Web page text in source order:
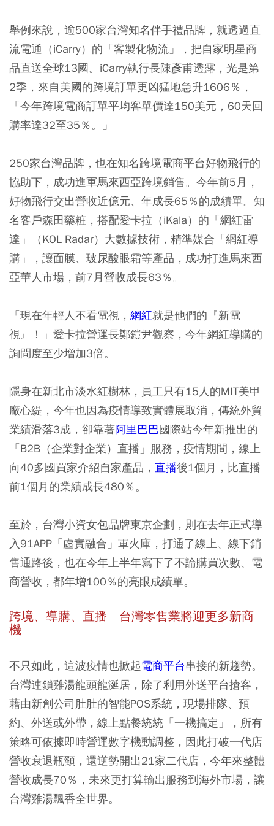
舉例來說，逾500家台灣知名伴手禮品牌，就透過直
流電通（iCarry）的「客製化物流」，把自家明星商
品直送全球13國。iCarry執行長陳彥甫透露，光是第
2季，來自美國的跨境訂單更凶猛地急升1606％，
「今年跨境電商訂單平均客單價達150美元，60天回
購率達32至35％。」
250家台灣品牌，也在知名跨境電商平台好物飛行的
協助下，成功進軍馬來西亞跨境銷售。今年前5月，
好物飛行交出營收近億元、年成長65％的成績單。知
名客戶森田藥粧，搭配愛卡拉（iKala）的「網紅雷
達」（KOL Radar）大數據技術，精準媒合「網紅導
購」，讓面膜、玻尿酸眼霜等產品，成功打進馬來西
亞華人市場，前7月營收成長63％。
「現在年輕人不看電視， 網紅就是他們的『新電
視』！」愛卡拉營運長鄭鎧尹觀察，今年網紅導購的
詢問度至少增加3倍。
隱身在新北市淡水紅樹林，員工只有15人的MIT美甲
廠心緹，今年也因為疫情導致實體展取消，傳統外貿
業績滑落3成，卻靠著阿里巴巴國際站今年新推出的
「B2B（企業對企業）直播」服務，疫情期間，線上
向40多國買家介紹自家產品， 直播後1個月，比直播
前1個月的業績成長480％。
至於，台灣小資女包品牌東京企劃，則在去年正式導
入91APP「虛實融合」軍火庫，打通了線上、線下銷
售通路後，也在今年上半年寫下了不論購買次數、電
商營收，都年增100％的亮眼成績單。
跨境、導購、直播 台灣零售業將迎更多新商
機
不只如此，這波疫情也掀起電商平台串接的新趨勢。
台灣連鎖雞湯龍頭龍涎居，除了利用外送平台搶客，
藉由新創公司肚肚的智能POS系統，現場排隊、預
約、外送或外帶，線上點餐統統「一機搞定」，所有
策略可依據即時營運數字機動調整，因此打破一代店
營收衰退瓶頸，還逆勢開出21家二代店，今年來整體
營收成長70％，未來更打算輸出服務到海外市場，讓
台灣雞湯飄香全世界。